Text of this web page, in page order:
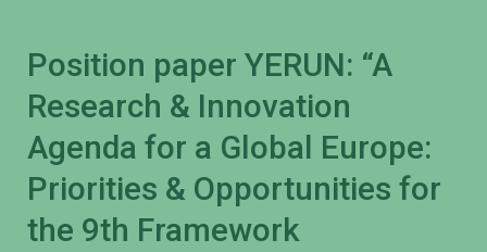
Position paper YERUN: “A
Research & Innovation
Agenda for a Global Europe:
Priorities & Opportunities for
the 9th Framework